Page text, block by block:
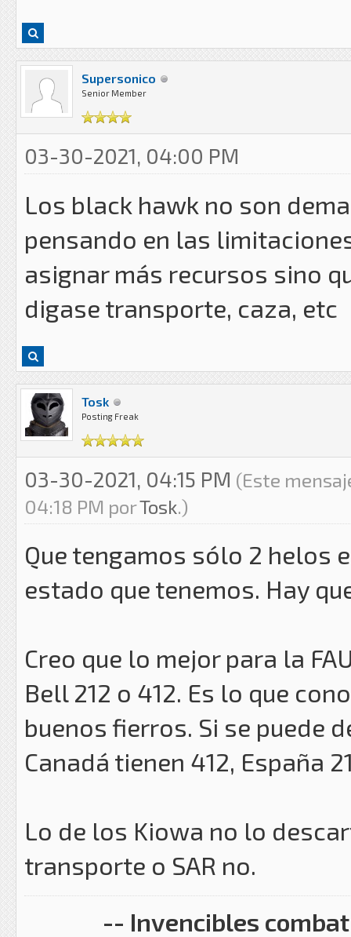
Supersonico
Senior Member
03-30-2021, 04:00 PM
Los black hawk no son
pensando en las
asignar más recursos sino
digase transporte, caza, etc
Tosk
Posting Freak
03-30-2021, 04:15 PM (Este
04:18 PM porTosk.)
Que tengamos sólo 2 helos
estado que tenemos. Hay
Creo que lo mejor para la
Bell 212 o 412. Es lo que
buenos fierros. Si se puede
Canadá tienen 412, España
Lo de los Kiowa no lo
transporte o SAR no.
-- Invencibles